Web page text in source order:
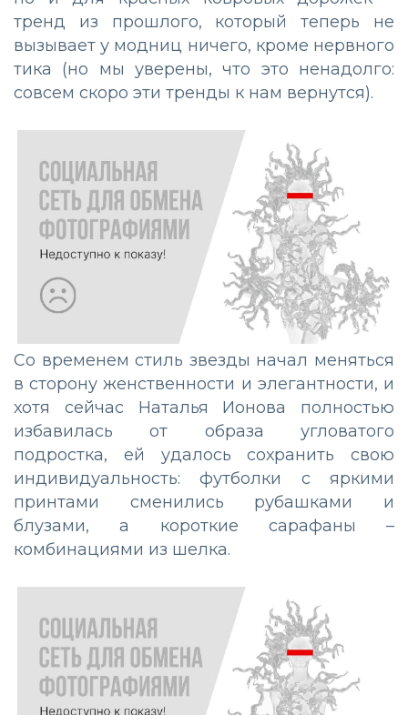
тренд из прошлого, который теперь не
вызывает у модниц ничего, кроме нервного
тика (но мы уверены, что это ненадолго:
совсем скоро эти тренды к нам вернутся).
Со временем стиль звезды начал меняться
в сторону женственности и элегантности, и
хотя сейчас Наталья Ионова полностью
избавилась от образа угловатого
подростка, ей удалось сохранить свою
индивидуальность: футболки с яркими
принтами сменились рубашками и
блузами, а короткие сарафаны –
комбинациями из шелка.